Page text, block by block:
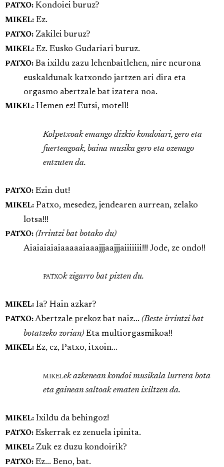
PATXO: Kondoiei buruz?
MIKEL: Ez.
PATXO: Zakilei buruz?
MIKEL: Ez. Eusko Gudariari buruz.
PATXO: Ba ixildu zazu lehenbaitlehen, nire neurona
euskaldunak katxondo jartzen ari dira eta
orgasmo abertzale bat izatera noa.
MIKEL: Hemen ez! Eutsi, motell!
Kolpetxoak emango dizkio kondoiari, gero eta
fuerteagoak, baina musika gero eta ozenago
entzuten da.
PATXO: Ezin dut!
MIKEL: Patxo, mesedez, jendearen aurrean, zelako
lotsa!!!
PATXO: (Irrintzi bat botako du)
Aiaiaiaiaiaaaaaiaaajjjaajjjaiiiiiii!!! Jode, ze ondo!!
patxok zigarro bat pizten du.
MIKEL: Ia? Hain azkar?
PATXO: Abertzale prekoz bat naiz... (Beste irrintzi bat
botatzeko zorian) Eta multiorgasmikoa!!
MIKEL: Ez, ez, Patxo, itxoin...
mikelek azkenean kondoi musikala lurrera bota
eta gainean saltoak ematen ixiltzen da.
MIKEL: Ixildu da behingoz!
PATXO: Eskerrak ez zenuela ipinita.
MIKEL: Zuk ez duzu kondoirik?
PATXO: Ez... Beno, bat.